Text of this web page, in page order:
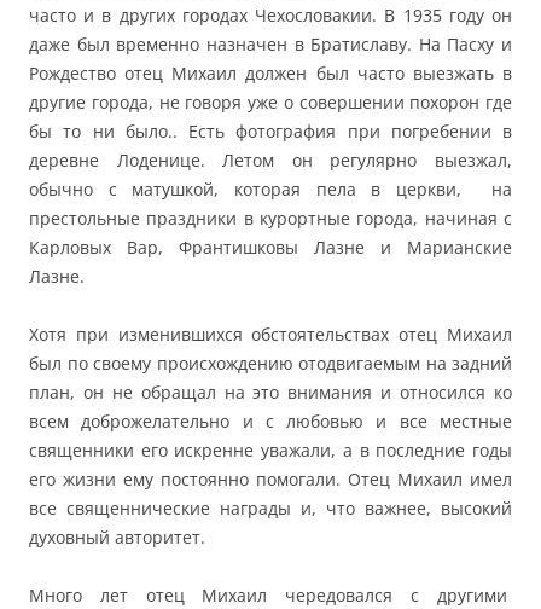
часто и в других городах Чехословакии. В 1935 году он
даже был временно назначен в Братиславу. На Пасху и
Рождество отец Михаил должен был часто выезжать в
другие города, не говоря уже о совершении похорон где
бы то ни было.. Есть фотография при погребении в
деревне Лоденице. Летом он регулярно выезжал,
обычно с матушкой, которая пела в церкви, на
престольные праздники в курортные города, начиная с
Карловых Вар, Франтишковы Лазне и Марианские
Лазне.
Хотя при изменившихся обстоятельствах отец Михаил
был по своему происхождению отодвигаемым на задний
план, он не обращал на это внимания и относился ко
всем доброжелательно и с любовью и все местные
священники его искренне уважали, а в последние годы
его жизни ему постоянно помогали. Отец Михаил имел
все священнические награды и, что важнее, высокий
духовный авторитет.
Много лет отец Михаил чередовался с другими